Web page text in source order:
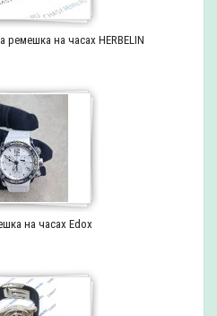
ремешка на часах HERBELIN
на часах Edox